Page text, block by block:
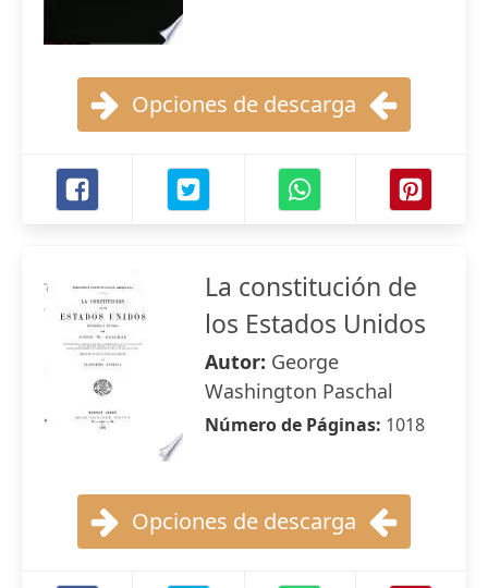
Opciones de descarga
La constitución de
los Estados Unidos
Autor: George
Washington Paschal
Número de Páginas: 1018
Opciones de descarga